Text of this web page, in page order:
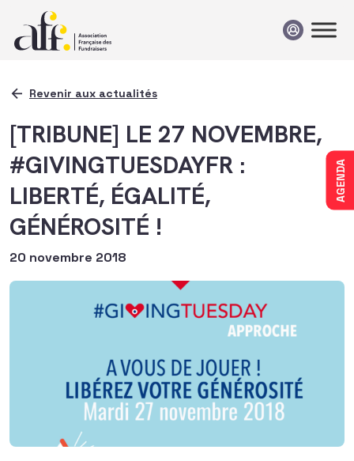
AGENDA
Revenir aux actualités
[TRIBUNE] LE 27 NOVEMBRE,
#GIVINGTUESDAYFR :
LIBERTÉ, ÉGALITÉ,
GÉNÉROSITÉ !
20 novembre 2018